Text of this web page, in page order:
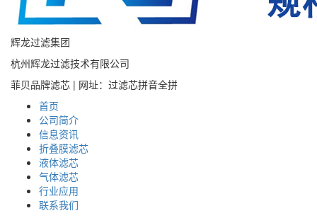
辉龙过滤集团
杭州辉龙过滤技术有限公司
菲贝品牌滤芯 | 网址：过滤芯拼音全拼
首页
公司简介
信息资讯
折叠膜滤芯
液体滤芯
气体滤芯
行业应用
联系我们